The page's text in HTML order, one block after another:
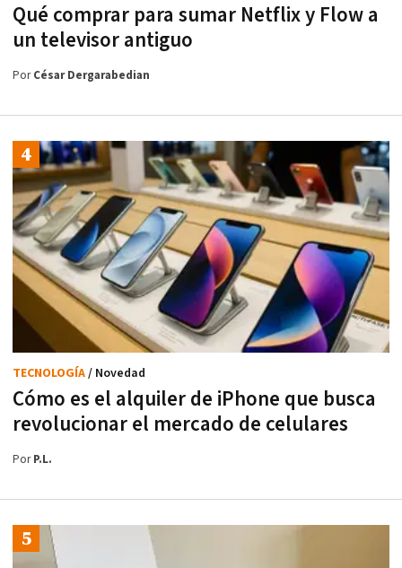
Qué comprar para sumar Netflix y Flow a
un televisor antiguo
PorCésar Dergarabedian
Cómo es el alquiler de iPhone que busca
revolucionar el mercado de celulares
TECNOLOGÍA/ Novedad
PorP.L.